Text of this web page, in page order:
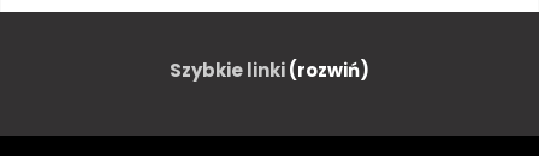
NA BIAŁYM TLE SYMBOL
JEDZENIE RYSUNEK
Szybkie linki(rozwiń)